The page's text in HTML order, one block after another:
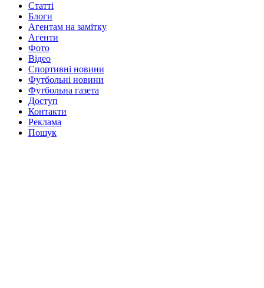
Статті
Блоги
Агентам на замітку
Агенти
Фото
Відео
Спортивні новини
Футбольні новини
Футбольна газета
Доступ
Контакти
Реклама
Пошук